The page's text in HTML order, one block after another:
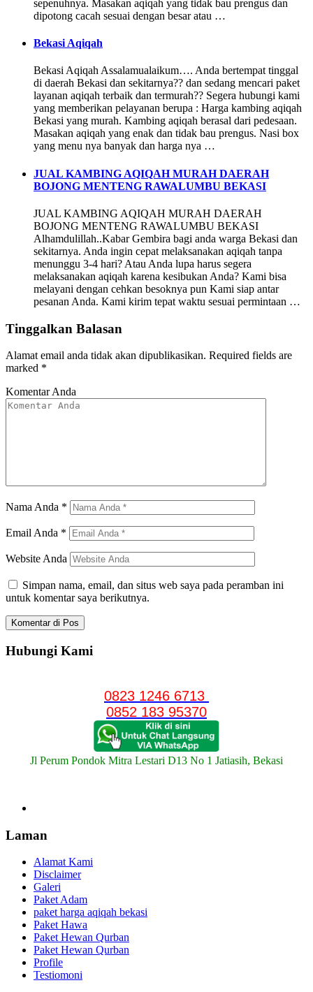
sepenuhnya. Masakan aqiqah yang tidak bau prengus dan
dipotong cacah sesuai dengan besar atau …
Bekasi Aqiqah
Bekasi Aqiqah Assalamualaikum…. Anda bertempat tinggal
di daerah Bekasi dan sekitarnya?? dan sedang mencari paket
layanan aqiqah terbaik dan termurah?? Segera hubungi kami
yang memberikan pelayanan berupa : Harga kambing aqiqah
Bekasi yang murah. Kambing aqiqah berasal dari pedesaan.
Masakan aqiqah yang enak dan tidak bau prengus. Nasi box
yang menu nya banyak dan harga nya …
JUAL KAMBING AQIQAH MURAH DAERAH
BOJONG MENTENG RAWALUMBU BEKASI
JUAL KAMBING AQIQAH MURAH DAERAH
BOJONG MENTENG RAWALUMBU BEKASI
Alhamdulillah..Kabar Gembira bagi anda warga Bekasi dan
sekitarnya. Anda ingin cepat melaksanakan aqiqah tanpa
menunggu 3-4 hari? Atau Anda lupa harus segera
melaksanakan aqiqah karena kesibukan Anda? Kami bisa
melayani dengan cehkan besoknya pun Kami siap antar
pesanan Anda. Kami kirim tepat waktu sesuai permintaan …
Tinggalkan Balasan
Alamat email anda tidak akan dipublikasikan. Required fields are
marked *
Komentar Anda
Nama Anda *
Email Anda *
Website Anda
Simpan nama, email, dan situs web saya pada peramban ini
untuk komentar saya berikutnya.
Hubungi Kami
0823 1246 6713
0852 183 95370
Jl Perum Pondok Mitra Lestari D13 No 1 Jatiasih, Bekasi
Laman
Alamat Kami
Disclaimer
Galeri
Paket Adam
paket harga aqiqah bekasi
Paket Hawa
Paket Hewan Qurban
Paket Hewan Qurban
Profile
Testiomoni